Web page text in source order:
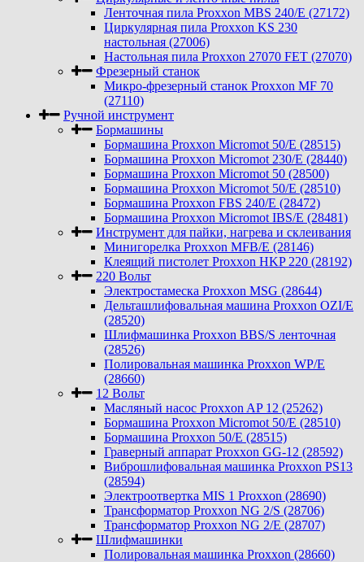
Ленточная пила Proxxon MBS 240/E (27172)
Циркулярная пила Proxxon KS 230
настольная (27006)
Настольная пила Proxxon 27070 FET (27070)
Фрезерный станок
Микро-фрезерный станок Proxxon MF 70
(27110)
Ручной инструмент
Бормашины
Бормашина Proxxon Micromot 50/E (28515)
Бормашина Proxxon Micromot 230/E (28440)
Бормашина Proxxon Micromot 50 (28500)
Бормашина Proxxon Micromot 50/E (28510)
Бормашина Proxxon FBS 240/Е (28472)
Бормашина Proxxon Micromot IBS/E (28481)
Инструмент для пайки, нагрева и склеивания
Минигорелка Proxxon MFB/E (28146)
Клеящий пистолет Proxxon HKP 220 (28192)
220 Вольт
Электростамеска Proxxon MSG (28644)
Дельташлифовальная машина Proxxon OZI/E
(28520)
Шлифмашинка Proxxon BBS/S ленточная
(28526)
Полировальная машинка Proxxon WP/E
(28660)
12 Вольт
Масляный насос Proxxon AP 12 (25262)
Бормашина Proxxon Micromot 50/E (28510)
Бормашина Proxxon 50/E (28515)
Граверный аппарат Proxxon GG-12 (28592)
Виброшлифовальная машинка Proxxon PS13
(28594)
Электроотвертка MIS 1 Proxxon (28690)
Трансформатор Proxxon NG 2/S (28706)
Трансформатор Proxxon NG 2/E (28707)
Шлифмашинки
Полировальная машинка Proxxon (28660)